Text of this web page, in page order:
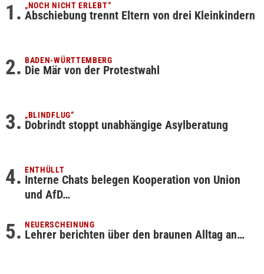
„NOCH NICHT ERLEBT“
Abschiebung trennt Eltern von drei Kleinkindern
BADEN-WÜRTTEMBERG
Die Mär von der Protestwahl
„BLINDFLUG“
Dobrindt stoppt unabhängige Asylberatung
ENTHÜLLT
Interne Chats belegen Kooperation von Union
und AfD…
NEUERSCHEINUNG
Lehrer berichten über den braunen Alltag an…